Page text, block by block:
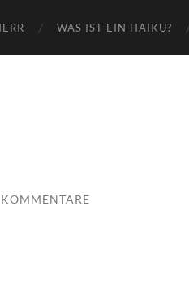
WAS IST EIN HAIKU?